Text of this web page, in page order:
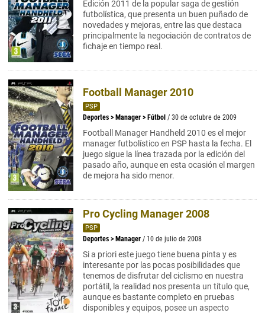
Edición 2011 de la popular saga de gestión
futbolística, que presenta un buen puñado de
novedades y mejoras, entre las que destaca
principalmente la negociación de contratos de
fichaje en tiempo real.
Football Manager 2010
PSP
Deportes > Manager > Fútbol / 30 de octubre de 2009
Football Manager Handheld 2010 es el mejor
manager futbolístico en PSP hasta la fecha. El
juego sigue la línea trazada por la edición del
pasado año, aunque en esta ocasión el margen
de mejora ha sido menor.
Pro Cycling Manager 2008
PSP
Deportes > Manager / 10 de julio de 2008
Si a priori este juego tiene buena pinta y es
interesante por las pocas posibilidades que
tenemos de disfrutar del ciclismo en nuestra
portátil, la realidad nos presenta un título que,
aunque es bastante completo en pruebas
disponibles y equipos, posee un aspecto